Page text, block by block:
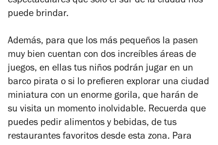
puede brindar.
Además, para que los más pequeños la pasen
muy bien cuentan con dos increíbles áreas de
juegos, en ellas tus niños podrán jugar en un
barco pirata o si lo prefieren explorar una ciudad
miniatura con un enorme gorila, que harán de
su visita un momento inolvidable. Recuerda que
puedes pedir alimentos y bebidas, de tus
restaurantes favoritos desde esta zona. Para